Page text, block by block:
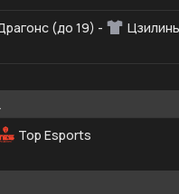
(до 19) -
Top Esports